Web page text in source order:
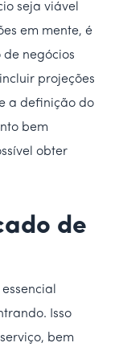
seja viável
em mente, é
negócios
projeções
a definição do
bem
obter
de
Isso
bem